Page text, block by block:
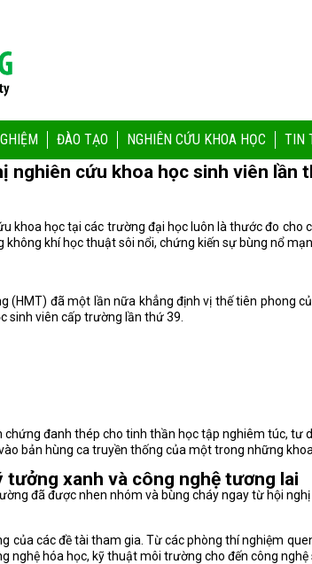
ĐÀO TẠO NGHIÊN CỨU KHOA HỌC TIN
nghiên cứu khoa học sinh viên lần
khoa học tại các trường đại học luôn là thước đo
khí học thuật sôi nổi, chứng kiến sự bùng nổ
đã một lần nữa khẳng định vị thế tiên phong
sinh viên cấp trường lần thứ 39.
đanh thép cho tinh thần học tập nghiêm túc,
bản hùng ca truyền thống của một trong những
xanh và công nghệ tương lai
đã được nhen nhóm và bùng cháy ngay từ hội
của các đề tài tham gia. Từ các phòng thí nghiệm
hóa học, kỹ thuật môi trường cho đến công nghệ